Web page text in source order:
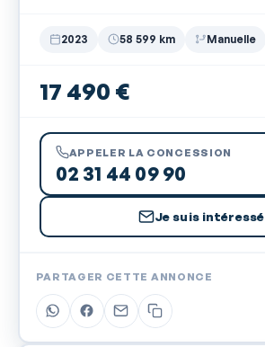
2023 58 599 km Manuelle
17 490 €
APPELER LA CONCESSION
02 31 44 09 90
Je suis intéressé
PARTAGER CETTE ANNONCE